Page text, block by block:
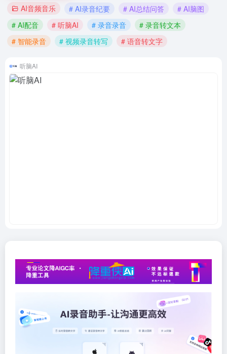
AI音频音乐 # AI录音纪要 # AI总结问答
# AI脑图
# AI配音
# 听脑AI # 录音录音
# 录音转文本
# 智能录音
# 视频录音转写 # 语音转文字
听脑AI